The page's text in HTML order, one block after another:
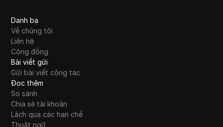
Danh bạ
Về chúng tôi
Liên hệ
Cộng đồng
Bài viết gửi
Gửi bài viết cộng tác
Đọc thêm
So sánh
Chia sẻ tài khoản
Lách qua các hạn chế
Thuật ngữ